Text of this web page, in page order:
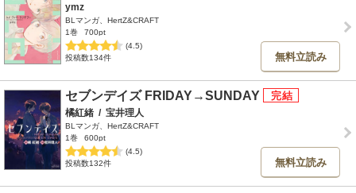
ymz
BLマンガ、HertZ&CRAFT
1巻
700pt
(4.5)
投稿数134件
無料立読み
セブンデイズ FRIDAY→SUNDAY
橘紅緒 / 宝井理人
BLマンガ、HertZ&CRAFT
1巻
600pt
(4.5)
投稿数132件
無料立読み